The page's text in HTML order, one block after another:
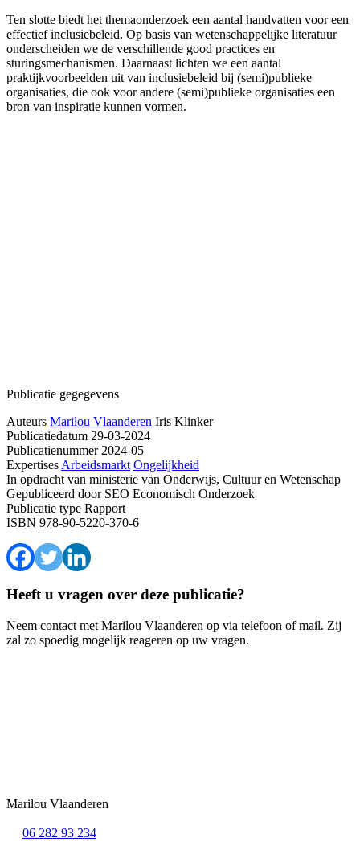
Ten slotte biedt het themaonderzoek een aantal handvatten voor een
effectief inclusiebeleid. Op basis van wetenschappelijke literatuur
onderscheiden we de verschillende good practices en
sturingsmechanismen. Daarnaast lichten we een aantal
praktijkvoorbeelden uit van inclusiebeleid bij (semi)publieke
organisaties, die ook voor andere (semi)publieke organisaties een
bron van inspiratie kunnen vormen.
Publicatie gegegevens
Auteurs Marilou Vlaanderen Iris Klinker
Publicatiedatum 29-03-2024
Publicatienummer2024-05
Expertises Arbeidsmarkt Ongelijkheid
In opdracht van ministerie van Onderwijs, Cultuur en Wetenschap
Gepubliceerd doorSEO Economisch Onderzoek
Publicatie type Rapport
ISBN 978-90-5220-370-6
Heeft u vragen over deze publicatie?
Neem contact met Marilou Vlaanderen op via telefoon of mail. Zij
zal zo spoedig mogelijk reageren op uw vragen.
Marilou Vlaanderen
06 282 93 234